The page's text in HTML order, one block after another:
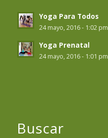
Yoga Para Todos
24 mayo, 2016 - 1:02 pm
Yoga Prenatal
24 mayo, 2016 - 1:01 pm
Buscar